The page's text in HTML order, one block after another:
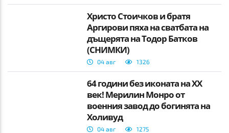
Христо Стоичков и братя
Аргирови пяха на сватбата на
дъщерята на Тодор Батков
(СНИМКИ)
04 авг 1326
64 години без иконата на XX
век! Мерилин Монро от
военния завод до богинята на
Холивуд
04 авг 1275